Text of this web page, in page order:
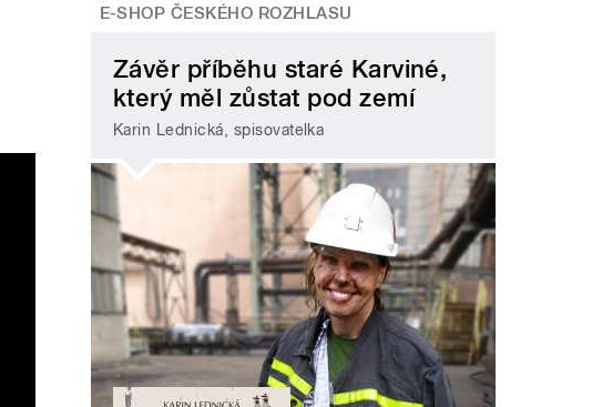
E-SHOP ČESKÉHO ROZHLASU
Závěr příběhu staré Karviné,
který měl zůstat pod zemí
Karin Lednická, spisovatelka